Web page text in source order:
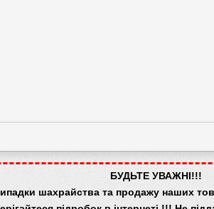
БУДЬТЕ УВАЖНІ!!!
шахрайства та продажу наших